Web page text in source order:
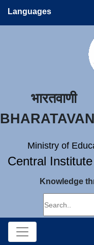
Languages
भारतवाणी
Ministry of
Central
Knowledge